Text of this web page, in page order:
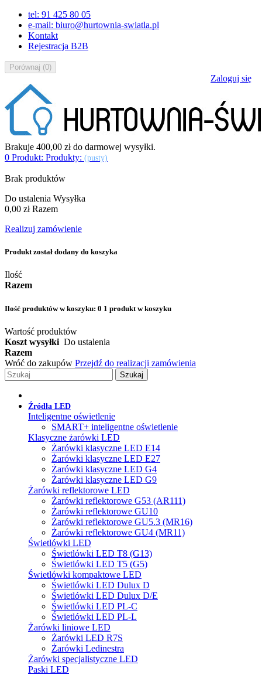
tel: 91 425 80 05
e-mail: biuro@hurtownia-swiatla.pl
Kontakt
Rejestracja B2B
Porównaj (0)
Zaloguj się
Brakuje 400,00 złdo darmowej wysyłki.
0 Produkt: Produkty: (pusty)
Brak produktów
Do ustalenia Wysyłka
0,00 zł Razem
Realizuj zamówienie
Produkt został dodany do koszyka
Ilość
Razem
Ilość produktów w koszyku: 0 1 produkt w koszyku
Wartość produktów
Koszt wysyłki Do ustalenia
Razem
Wróć do zakupów Przejdź do realizacji zamówienia
Szukaj
Źródła LED
Inteligentne oświetlenie
SMART+ inteligentne oświetlenie
Klasyczne żarówki LED
Żarówki klasyczne LED E14
Żarówki klasyczne LED E27
Żarówki klasyczne LED G4
Żarówki klasyczne LED G9
Żarówki reflektorowe LED
Żarówki reflektorowe G53 (AR111)
Żarówki reflektorowe GU10
Żarówki reflektorowe GU5.3 (MR16)
Żarówki reflektorowe GU4 (MR11)
Świetlówki LED
Świetlówki LED T8 (G13)
Świetlówki LED T5 (G5)
Świetlówki kompaktowe LED
Świetlówki LED Dulux D
Świetlówki LED Dulux D/E
Świetlówki LED PL-C
Świetlówki LED PL-L
Żarówki liniowe LED
Żarówki LED R7S
Żarówki Ledinestra
Żarówki specjalistyczne LED
Paski LED